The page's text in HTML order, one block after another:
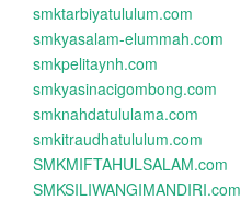
smktarbiyatululum.com
smkyasalam-elummah.com
smkpelitaynh.com
smkyasinacigombong.com
smknahdatululama.com
smkitraudhatululum.com
SMKMIFTAHULSALAM.com
SMKSILIWANGIMANDIRI.com